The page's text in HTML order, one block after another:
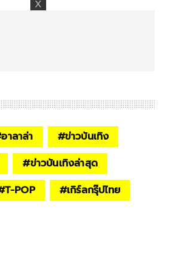
อาลาล่า #ข่าวบันเทิง
#ข่าวบันเทิงล่าสุด
T-POP #เกิร์ลกรุ๊ปไทย